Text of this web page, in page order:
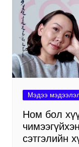
Мэдээ
Ном бол
сэтгэлийн